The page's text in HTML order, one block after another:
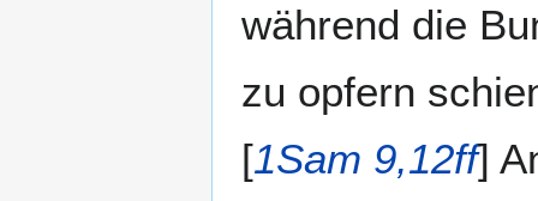
während die
zu opfern
[1Sam 9,12ff]